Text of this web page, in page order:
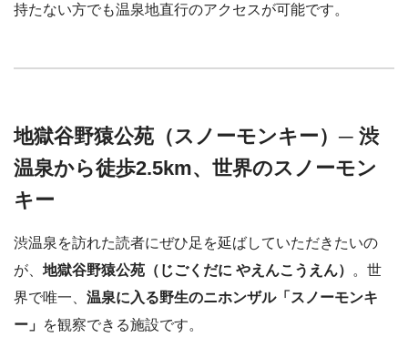
持たない方でも温泉地直行のアクセスが可能です。
地獄谷野猿公苑（スノーモンキー）─ 渋
温泉から徒歩2.5km、世界のスノーモン
キー
渋温泉を訪れた読者にぜひ足を延ばしていただきたいの
が、 地獄谷野猿公苑（じごくだに やえんこうえん） 。世
界で唯一、 温泉に入る野生のニホンザル「スノーモンキ
ー」 を観察できる施設です。